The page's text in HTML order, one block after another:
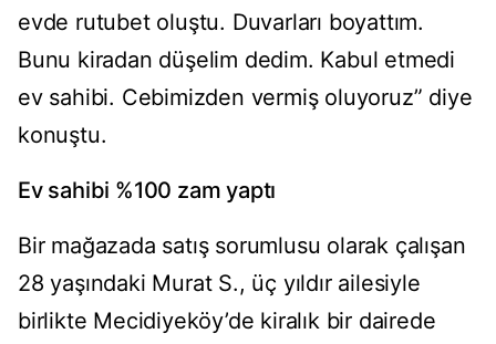
evde rutubet oluştu. Duvarları boyattım.
Bunu kiradan düşelim dedim. Kabul etmedi
ev sahibi. Cebimizden vermiş oluyoruz” diye
konuştu.
Ev sahibi %100 zam yaptı
Bir mağazada satış sorumlusu olarak çalışan
28 yaşındaki Murat S., üç yıldır ailesiyle
birlikte Mecidiyeköy’de kiralık bir dairede